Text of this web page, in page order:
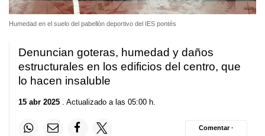
Humedad en el suelo del pabellón deportivo del IES pontés
Denuncian goteras, humedad y daños
estructurales en los edificios del centro, que
lo hacen insaluble
15 abr 2025 . Actualizado a las 05:00 h.
Comentar ·